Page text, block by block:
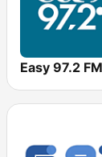
Easy 97.2 FM